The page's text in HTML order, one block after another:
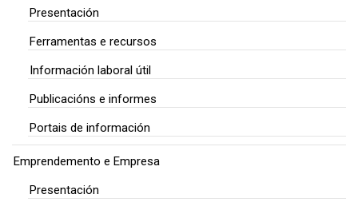
Presentación
Ferramentas e recursos
Información laboral útil
Publicacións e informes
Portais de información
Emprendemento e Empresa
Presentación